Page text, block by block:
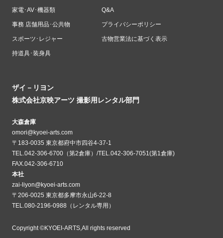
家電･AV･機器類
事務 店舗用品･公共物
スポーツ･レジャー
持道具･装身具
Q&A
プライバシーポリシー
古物営業法に基づく表示
ザイ－リヨン
株式会社京映アーツ 撮影用レンタル部門
大森倉庫
omori@kyoei-arts.com
〒183-0035 東京都府中市四谷4-37-1
TEL.042-306-6700（第2倉庫）/TEL.042-306-7051(第1倉庫)
FAX.042-306-6710
本社
zai-liyon@kyoei-arts.com
〒206-0025 東京都多摩市永山6-22-8
TEL.080-2196-0988（レンタル専用）
Copyright ©KYOEI-ARTS,All rights reserved